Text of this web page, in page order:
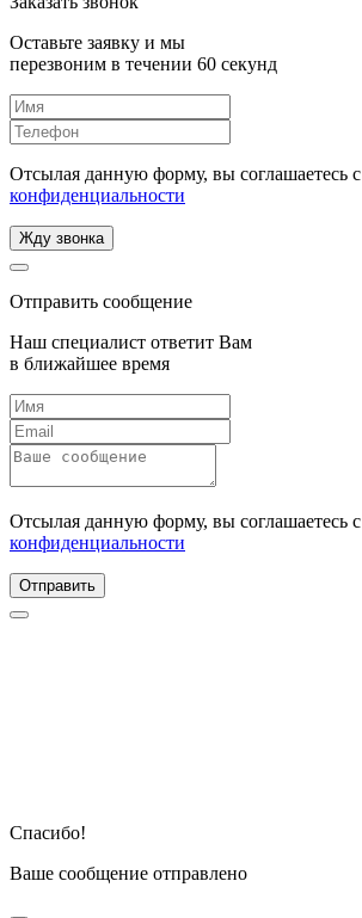
Оставьте заявку и мы
перезвоним в течении 60 секунд
Отсылая данную форму, вы соглашаетесь с
конфиденциальности
Жду звонка
Отправить сообщение
Наш специалист ответит Вам
в ближайшее время
Отсылая данную форму, вы соглашаетесь с
конфиденциальности
Отправить
Спасибо!
Ваше сообщение отправлено